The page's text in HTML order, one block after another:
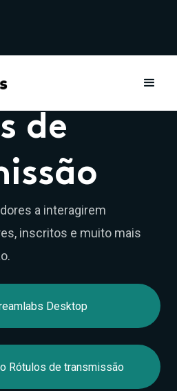
de
a interagirem
inscritos e muito mais
Desktop
Rótulos de transmissão